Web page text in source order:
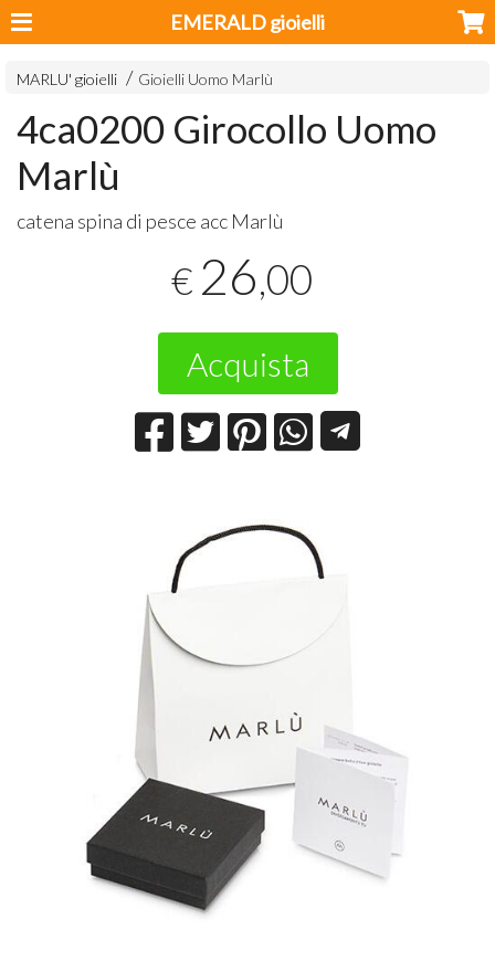
EMERALD gioielli
MARLU' gioielli Gioielli Uomo Marlù
4ca0200 Girocollo Uomo
Marlù
catena spina di pesce acc Marlù
€ 26,00
Acquista